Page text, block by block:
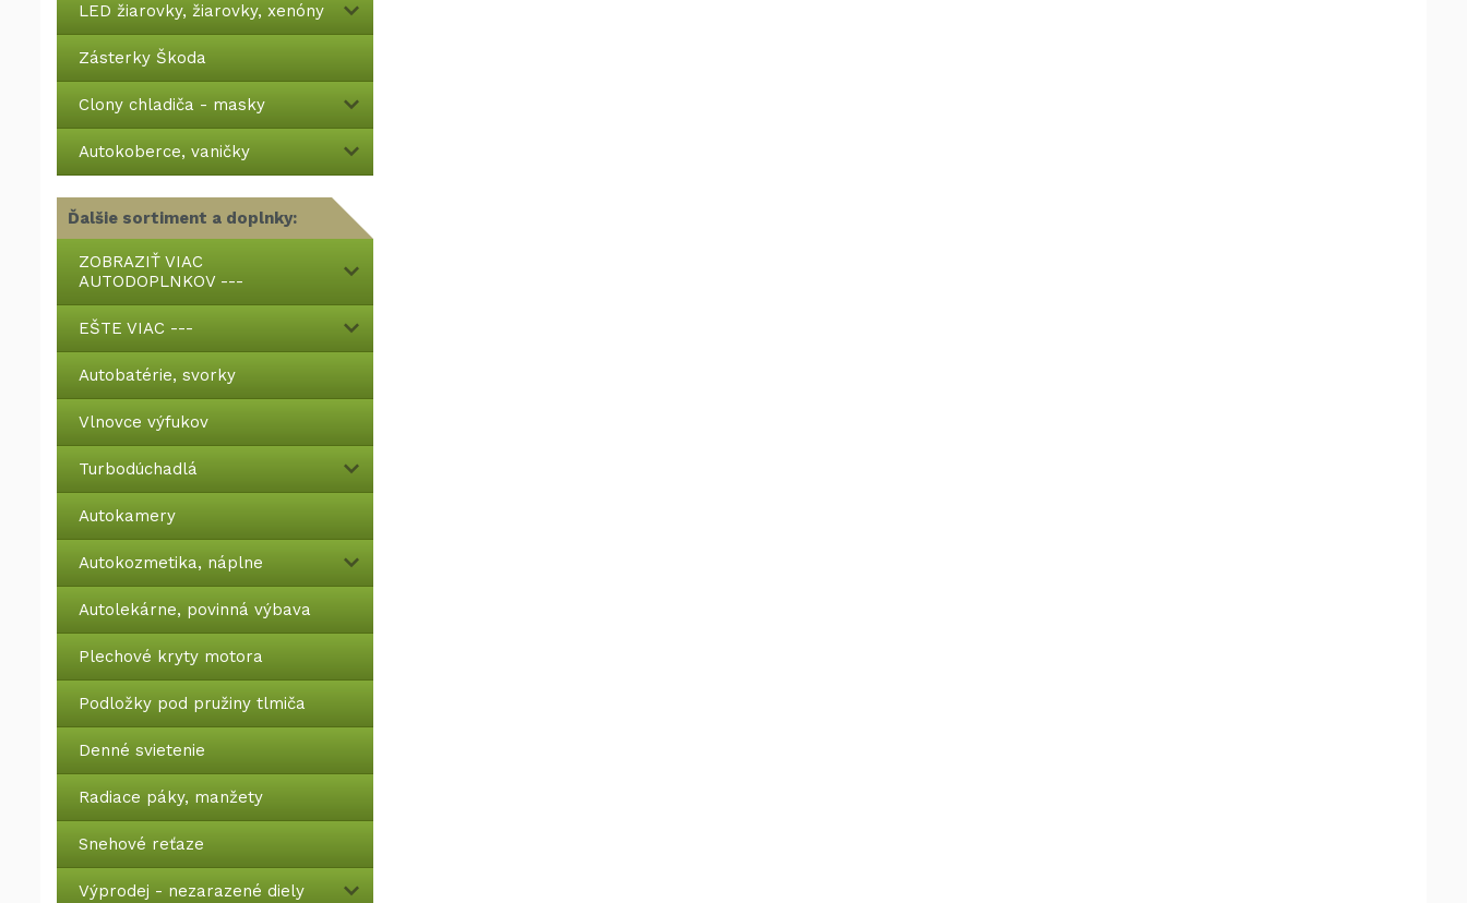
LED žiarovky, žiarovky, xenóny
Zásterky Škoda
Clony chladiča - masky
Autokoberce, vaničky
Ďalšie sortiment a doplnky:
ZOBRAZIŤ VIAC
AUTODOPLNKOV ---
EŠTE VIAC ---
Autobatérie, svorky
Vlnovce výfukov
Turbodúchadlá
Autokamery
Autokozmetika, náplne
Autolekárne, povinná výbava
Plechové kryty motora
Podložky pod pružiny tlmiča
Denné svietenie
Radiace páky, manžety
Snehové reťaze
Výprodej - nezarazené diely